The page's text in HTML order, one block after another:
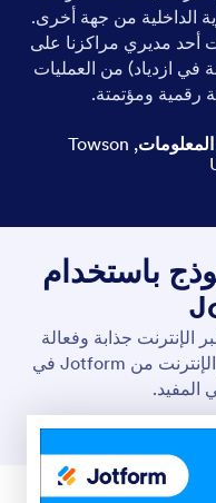
الداخلية من جهة أخرى.
أحد مديري مراكزنا على
في ازدياد) من العمليات
رقمية ومؤتمتة.
المعلومات,
Towson
باستخدام
جذابة وفعالة
بصريًا باستخدام منشئ النماذج عبر الإنترنت من Jotform في
المفيد.